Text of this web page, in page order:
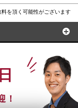
を頂く可能性がございます
日
！